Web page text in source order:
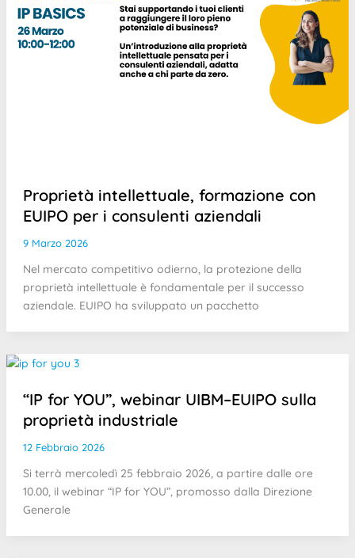
Proprietà intellettuale, formazione con
EUIPO per i consulenti aziendali
9 Marzo 2026
Nel mercato competitivo odierno, la protezione della
proprietà intellettuale è fondamentale per il successo
aziendale. EUIPO ha sviluppato un pacchetto
“IP for YOU”, webinar UIBM–EUIPO sulla
proprietà industriale
12 Febbraio 2026
Si terrà mercoledì 25 febbraio 2026, a partire dalle ore
10.00, il webinar “IP for YOU”, promosso dalla Direzione
Generale